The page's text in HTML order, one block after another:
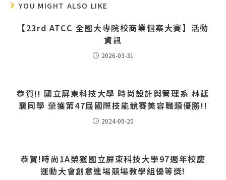
YOU MIGHT ALSO LIKE
【23rd ATCC 全國大專院校商業個案大賽】活動
資訊
2026-03-31
恭賀!! 國立屏東科技大學 時尚設計與管理系 林廷
襄同學 榮獲第47屆國際技能競賽美容職類優勝!!
2024-09-20
恭賀!時尚1A榮獲國立屏東科技大學97週年校慶
運動大會創意進場競場教學組優等獎!